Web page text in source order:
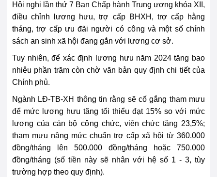
Hội nghị lần thứ 7 Ban Chấp hành Trung ương khóa XII,
điều chỉnh lương hưu, trợ cấp BHXH, trợ cấp hằng
tháng, trợ cấp ưu đãi người có công và một số chính
sách an sinh xã hội đang gắn với lương cơ sở.
Tuy nhiên, để xác định lương hưu năm 2024 tăng bao
nhiêu phần trăm còn chờ văn bản quy định chi tiết của
Chính phủ.
Ngành LĐ-TB-XH thông tin rằng sẽ cố gắng tham mưu
để mức lương hưu tăng tối thiểu đạt 15% so với mức
lương của cán bộ công chức, viên chức tăng 23,5%;
tham mưu nâng mức chuẩn trợ cấp xã hội từ 360.000
đồng/tháng lên 500.000 đồng/tháng hoặc 750.000
đồng/tháng (số tiền này sẽ nhân với hệ số 1 - 3, tùy
trường hợp theo quy định).